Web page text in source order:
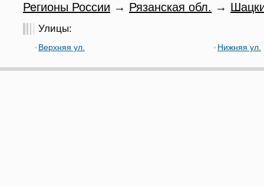
Регионы России → Рязанская обл. →
Улицы:
Верхняя ул. Нижняя ул.